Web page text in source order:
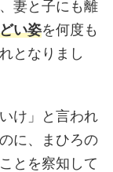
妻と子にも離
い姿を何度も
となりまし
け」と言われ
に、まひろの
とを察知して